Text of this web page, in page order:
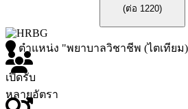
(ต่อ 1220)
ตำแหน่ง "พยาบาลวิชาชีพ (ไตเทียม
เปิดรับ
หลายอัตรา